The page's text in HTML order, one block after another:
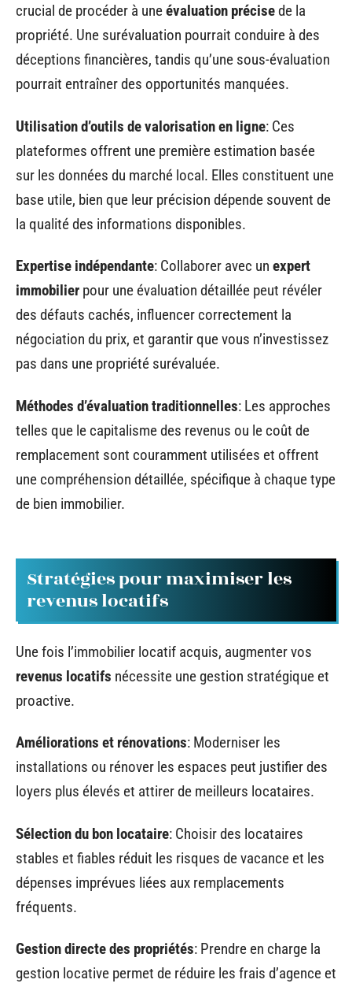
crucial de procéder à uneévaluation précisede la
propriété. Une surévaluation pourrait conduire à des
déceptions financières, tandis qu’une sous-évaluation
pourrait entraîner des opportunités manquées.
Utilisation d’outils de valorisation en ligne: Ces
plateformes offrent une première estimation basée
sur les données du marché local. Elles constituent une
base utile, bien que leur précision dépende souvent de
la qualité des informations disponibles.
Expertise indépendante: Collaborer avec un expert
immobilier pour une évaluation détaillée peut révéler
des défauts cachés, influencer correctement la
négociation du prix, et garantir que vous n’investissez
pas dans une propriété surévaluée.
Méthodes d’évaluation traditionnelles: Les approches
telles que le capitalisme des revenus ou le coût de
remplacement sont couramment utilisées et offrent
une compréhension détaillée, spécifique à chaque type
de bien immobilier.
Stratégies pour maximiser les
revenus locatifs
Une fois l’immobilier locatif acquis, augmenter vos
revenus locatifs nécessite une gestion stratégique et
proactive.
Améliorations et rénovations: Moderniser les
installations ou rénover les espaces peut justifier des
loyers plus élevés et attirer de meilleurs locataires.
Sélection du bon locataire: Choisir des locataires
stables et fiables réduit les risques de vacance et les
dépenses imprévues liées aux remplacements
fréquents.
Gestion directe des propriétés: Prendre en charge la
gestion locative permet de réduire les frais d’agence et